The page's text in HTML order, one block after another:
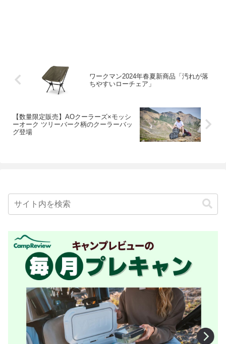
ワークマン2024年春夏新商品「汚れが落
ちやすいローチェア」
【数量限定販売】AOクーラーズ×モッシ
ーオーク ツリーバーク柄のクーラーバッ
グ登場